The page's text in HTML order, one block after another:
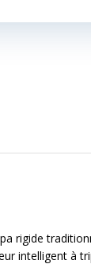
rigide
intelligent à